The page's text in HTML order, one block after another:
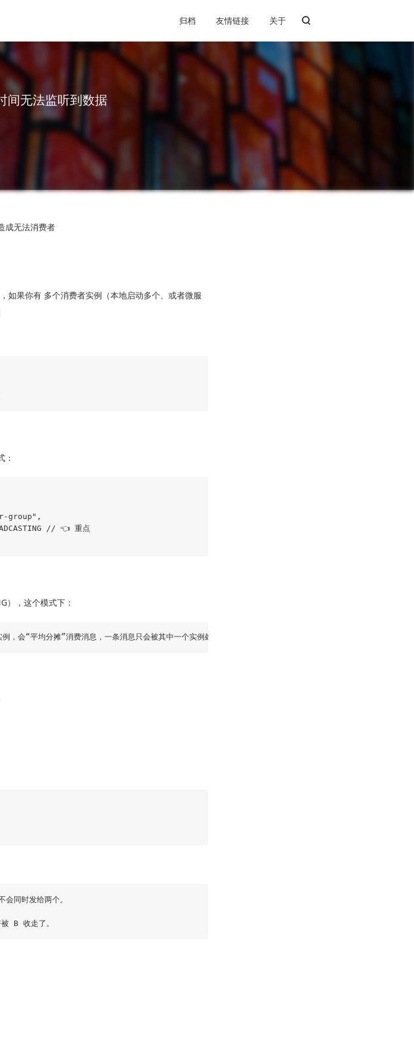
归档 友情链接 关于
间无法监听到数据
成无法消费者
如果你有 多个消费者实例（本地启动多个、或者微服
：
group",
// 👈 重点
），这个模式下：
同时发给两个。